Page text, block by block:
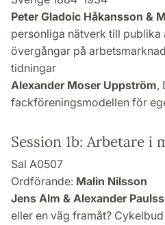
Peter Gladoic Håkansson &
personliga nätverk till publika
övergångar på
tidningar
Alexander Moser Uppström,
fackföreningsmodellen för
Session 1b: Arbetare i
Sal A0507
Ordförande: Malin Nilsson
Jens Alm & Alexander
eller en väg framåt?